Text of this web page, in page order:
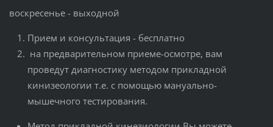
воскресенье - выходной
Прием и консультация - бесплатно
на предварительном приеме-осмотре, вам
проведут диагностику методом прикладной
кинизеологии т.е. с помощью мануально-
мышечного тестирования.